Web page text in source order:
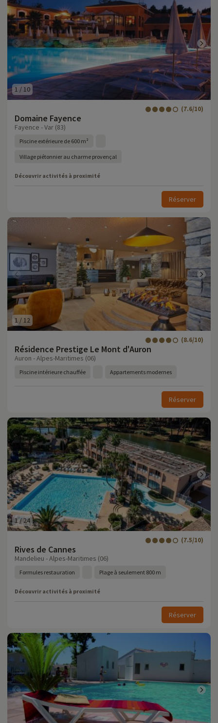
1 /10
Domaine Fayence
(7.6/10)
Fayence - Var (83)
Piscine extérieure de 600 m²
Village piétonnier au charme provençal
Découvrir activités à proximité
Réserver
1 /12
Résidence Prestige Le Mont d'Auron
(8.6/10)
Auron - Alpes-Maritimes (06)
Piscine intérieure chauffée Appartements modernes
Réserver
1/24
Rives de Cannes
(7.5/10)
Mandelieu - Alpes-Maritimes (06)
Formules restauration Plage à seulement 800 m
Découvrir activités à proximité
Réserver